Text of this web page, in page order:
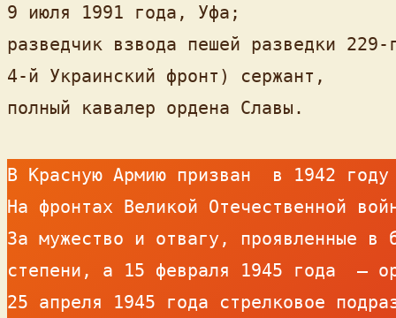
9 июля 1991 года, Уфа;
разведчик взвода пешей разведки
4-й Украинский фронт) сержант,
полный кавалер ордена Славы.
В Красную Армию призван  в 1942
На фронтах Великой Отечественной
За мужество и отвагу, проявленные
степени, а 15 февраля 1945 года  –
25 апреля 1945 года стрелковое